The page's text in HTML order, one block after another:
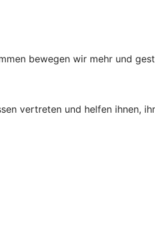
bewegen wir mehr und
vertreten und helfen ihnen,